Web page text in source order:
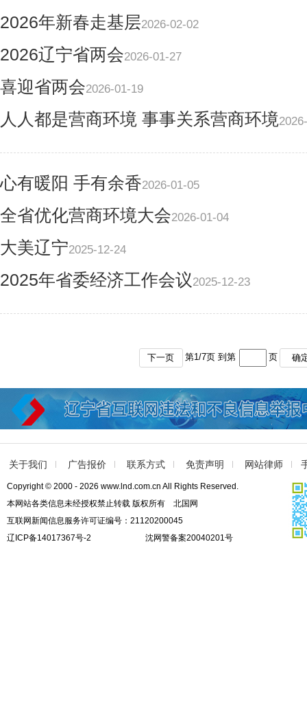
2026年新春走基层2026-02-02
2026辽宁省两会2026-01-27
喜迎省两会2026-01-19
人人都是营商环境 事事关系营商环境
心有暖阳 手有余香2026-01-05
全省优化营商环境大会2026-01-04
大美辽宁2025-12-24
2025年省委经济工作会议2025-12-23
下一页 第1/7页 到第 页 确
关于我们 广告报价 联系方式 免责声明 网站律师
Copyright © 2000 - 2026 www.lnd.com.cn All Rights Reserved.
本网站各类信息未经授权禁止转载 版权所有 北国网
互联网新闻信息服务许可证编号：21120200045
辽ICP备14017367号-2
沈网警备案20040201号